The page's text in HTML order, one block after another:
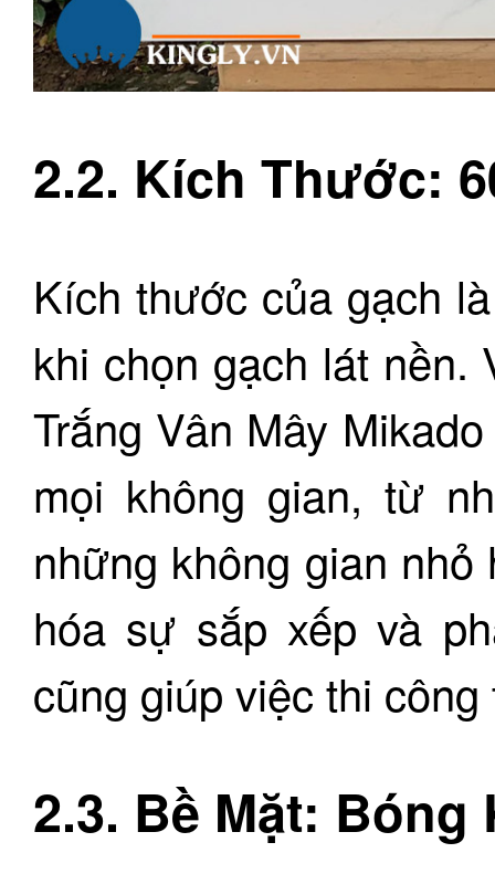
2.2. Kích Thước:
Kích thước của gạch
khi chọn gạch lát
Trắng Vân Mây
mọi không gian, từ
những không gian
hóa sự sắp xếp và
cũng giúp việc thi
2.3. Bề Mặt: Bóng